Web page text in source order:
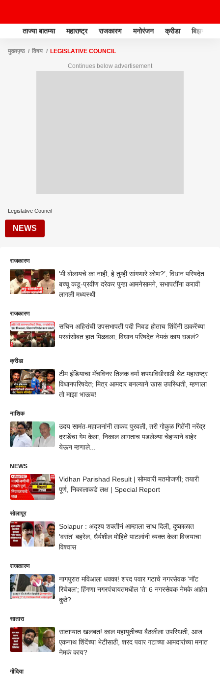
ताज्या बातम्या महाराष्ट्र राजकारण मनोरंजन क्रीडा बिझनेस
मुख्यपृष्ठ विषय LEGISLATIVE COUNCIL
Continues below advertisement
Legislative Council
NEWS
राजकारण
'मी बोलायचे का नाही, हे तुम्ही सांगणारे कोण?’; विधान परिषदेत
बच्चू कडू-प्रवीण दरेकर पुन्हा आमनेसामने, सभापतींना करावी
लागली मध्यस्थी
राजकारण
सचिन अहिरांची उपसभापती पदी निवड होताच शिंदेंनी ठाकरेंच्या
परबांसोबत हात मिळवला; विधान परिषदेत नेमकं काय घडलं?
क्रीडा
टीम इंडियाचा मॅचविनर तिलक वर्मा शपथविधीसाठी थेट महाराष्ट्र
विधानपरिषदेत; मित्र आमदार बनल्याने खास उपस्थिती, म्हणाला
तो माझा भाऊच!
नाशिक
उदय सामंत-महाजनांनी ताकद पुरवली, तरी गोकुळ गितेंनी नरेंद्र
दराडेंचा गेम केला, निकाल लागताच पडलेल्या चेहऱ्याने बाहेर
येऊन म्हणाले...
NEWS
Vidhan Parishad Result | सोमवारी मतमोजणी; तयारी
पूर्ण, निकालाकडे लक्ष | Special Report
सोलापूर
Solapur : अदृश्य शक्तीनं आम्हाला साथ दिली, दुष्काळात
'वसंत' बहरेल, धैर्यशील मोहिते पाटलांनी व्यक्त केला विजयाचा
विश्वास
राजकारण
नागपुरात मविआला धक्का! शरद पवार गटाचे नगरसेवक 'नॉट
रिचेबल'; हिंगणा नगरपंचायतमधील 'ते' 6 नगरसेवक नेमके आहेत
कुठे?
सातारा
साताऱ्यात खलबत! काल महायुतीच्या बैठकीला उपस्थिती, आज
एकनाथ शिंदेंच्या भेटीसाठी, शरद पवार गटाच्या आमदारांच्या मनात
नेमकं काय?
गोंदिया